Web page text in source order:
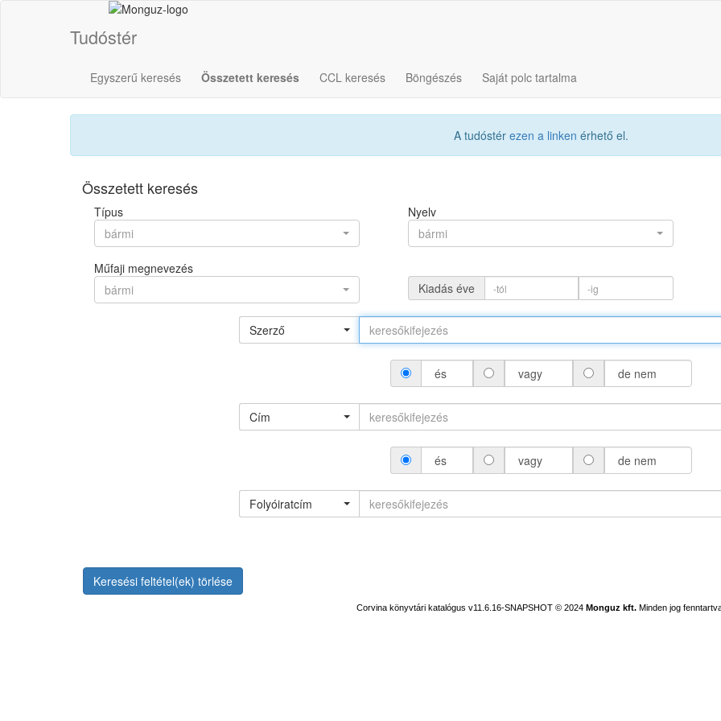
Tudóstér
Egyszerű keresés Összetett keresés CCL keresés Böngészés Saját polc tartalma
A tudóstér ezen a linken érhető el.
Összetett keresés
Típus
bármi
Nyelv
bármi
Műfaji megnevezés
bármi
Kiadás éve
Szerző
és vagy de nem
Cím
és vagy de nem
Folyóiratcím
Keresési feltétel(ek) törlése
Corvina könyvtári katalógus v11.6.16-SNAPSHOT © 2024 Monguz kft. Minden jog